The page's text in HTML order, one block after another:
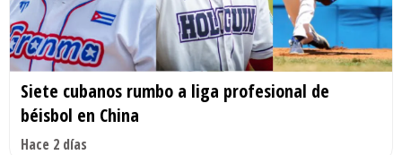
Siete cubanos rumbo a liga profesional de
béisbol en China
Hace 2 días